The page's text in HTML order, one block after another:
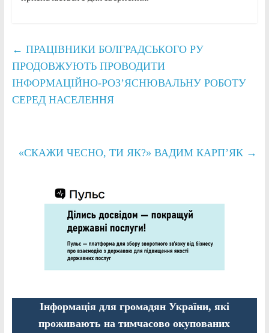
← ПРАЦІВНИКИ БОЛГРАДСЬКОГО РУ
ПРОДОВЖУЮТЬ ПРОВОДИТИ
ІНФОРМАЦІЙНО-РОЗ’ЯСНЮВАЛЬНУ РОБОТУ
СЕРЕД НАСЕЛЕННЯ
«СКАЖИ ЧЕСНО, ТИ ЯК?» ВАДИМ КАРП’ЯК →
Інформація для громадян України, які
проживають на тимчасово окупованих